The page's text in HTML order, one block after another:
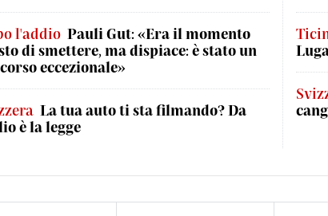
l'addio Pauli Gut: «Era il momento
di smettere, ma dispiace: è stato un
eccezionale»
La tua auto ti sta filmando? Da
è la legge